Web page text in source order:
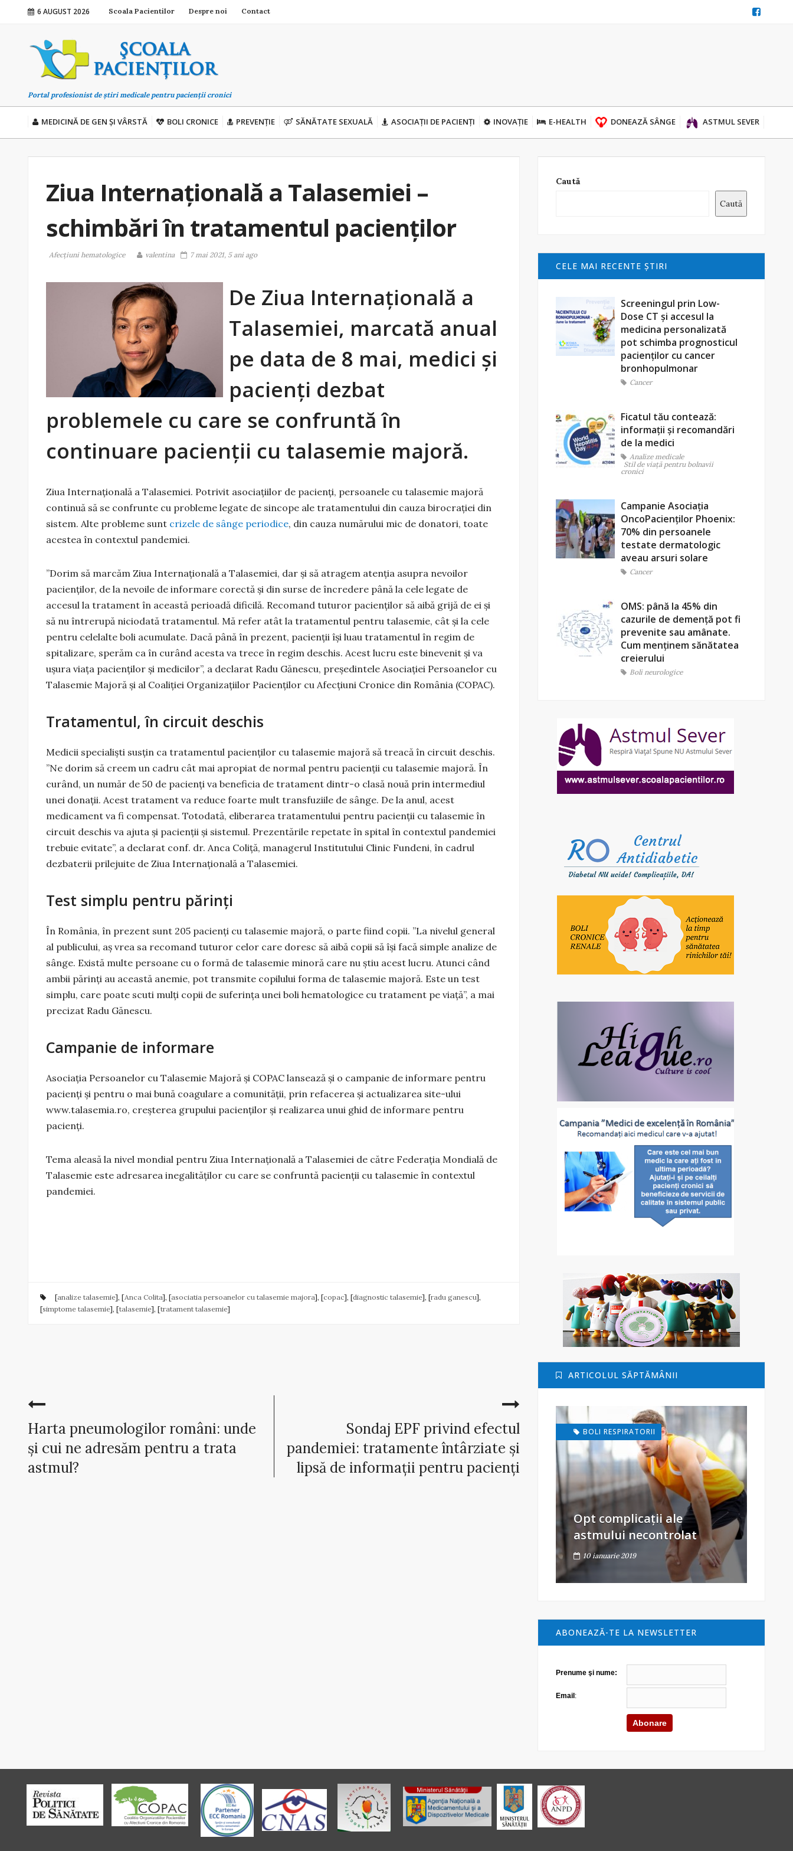
6 AUGUST 2026 Scoala Pacientilor Despre noi Contact
Portal profesionist de știri medicale pentru pacienții cronici
MEDICINĂ DE GEN ȘI VÂRSTĂ BOLI CRONICE PREVENȚIE SĂNĂTATE SEXUALĂ ASOCIAȚII DE PACIENȚI INOVAȚIE E-HEALTH DONEAZĂ SÂNGE ASTMUL SEVER
Ziua Internațională a Talasemiei –
schimbări în tratamentul pacienților
Afecțiuni hematologice valentina 7 mai 2021, 5 ani ago
De Ziua Internațională a
Talasemiei, marcată anual
pe data de 8 mai, medici și
pacienți dezbat
problemele cu care se confruntă în
continuare pacienții cu talasemie majoră.
Ziua Internațională a Talasemiei. Potrivit asociațiilor de pacienți, persoanele cu talasemie majoră
continuă să se confrunte cu probleme legate de sincope ale tratamentului din cauza birocrației din
sistem. Alte probleme sunt crizele de sânge periodice, din cauza numărului mic de donatori, toate
acestea în contextul pandemiei.
”Dorim să marcăm Ziua Internațională a Talasemiei, dar și să atragem atenția asupra nevoilor
pacienților, de la nevoile de informare corectă și din surse de încredere până la cele legate de
accesul la tratament în această perioadă dificilă. Recomand tuturor pacienților să aibă grijă de ei și
să nu întrerupă niciodată tratamentul. Mă refer atât la tratamentul pentru talasemie, cât și la cele
pentru celelalte boli acumulate. Dacă până în prezent, pacienții își luau tratamentul în regim de
spitalizare, sperăm ca în curând acesta va trece în regim deschis. Acest lucru este binevenit și va
ușura viața pacienților și medicilor”, a declarat Radu Gănescu, președintele Asociației Persoanelor cu
Talasemie Majoră și al Coaliției Organizațiilor Pacienților cu Afecțiuni Cronice din România (COPAC).
Tratamentul, în circuit deschis
Medicii specialiști susțin ca tratamentul pacienților cu talasemie majoră să treacă în circuit deschis.
”Ne dorim să creem un cadru cât mai apropiat de normal pentru pacienții cu talasemie majoră. În
curând, un număr de 50 de pacienți va beneficia de tratament dintr-o clasă nouă prin intermediul
unei donații. Acest tratament va reduce foarte mult transfuziile de sânge. De la anul, acest
medicament va fi compensat. Totodată, eliberarea tratamentului pentru pacienții cu talasemie în
circuit deschis va ajuta și pacienții și sistemul. Prezentările repetate în spital în contextul pandemiei
trebuie evitate”, a declarat conf. dr. Anca Coliță, managerul Institutului Clinic Fundeni, în cadrul
dezbaterii prilejuite de Ziua Internațională a Talasemiei.
Test simplu pentru părinți
În România, în prezent sunt 205 pacienți cu talasemie majoră, o parte fiind copii. ”La nivelul general
al publicului, aș vrea sa recomand tuturor celor care doresc să aibă copii să își facă simple analize de
sânge. Există multe persoane cu o formă de talasemie minoră care nu știu acest lucru. Atunci când
ambii părinți au această anemie, pot transmite copilului forma de talasemie majoră. Este un test
simplu, care poate scuti mulți copii de suferința unei boli hematologice cu tratament pe viață”, a mai
precizat Radu Gănescu.
Campanie de informare
Asociația Persoanelor cu Talasemie Majoră și COPAC lansează și o campanie de informare pentru
pacienți și pentru o mai bună coagulare a comunității, prin refacerea și actualizarea site-ului
www.talasemia.ro, creșterea grupului pacienților și realizarea unui ghid de informare pentru
pacienți.
Tema aleasă la nivel mondial pentru Ziua Internațională a Talasemiei de către Federația Mondială de
Talasemie este adresarea inegalităților cu care se confruntă pacienții cu talasemie în contextul
pandemiei.
[analize talasemie], [Anca Colita], [asociatia persoanelor cu talasemie majora], [copac], [diagnostic talasemie], [radu ganescu],
[simptome talasemie], [talasemie], [tratament talasemie]
Harta pneumologilor români: unde
și cui ne adresăm pentru a trata
astmul?
Sondaj EPF privind efectul
pandemiei: tratamente întârziate și
lipsă de informații pentru pacienți
Caută
Caută
CELE MAI RECENTE ŞTIRI
Screeningul prin Low-
Dose CT și accesul la
medicina personalizată
pot schimba prognosticul
pacienților cu cancer
bronhopulmonar
Cancer
Ficatul tău contează:
informații și recomandări
de la medici
Analize medicale
Stil de viaţă pentru bolnavii
cronici
Campanie Asociația
OncoPacienților Phoenix:
70% din persoanele
testate dermatologic
aveau arsuri solare
Cancer
OMS: până la 45% din
cazurile de demență pot fi
prevenite sau amânate.
Cum menținem sănătatea
creierului
Boli neurologice
ARTICOLUL SĂPTĂMÂNII
BOLI RESPIRATORII
Opt complicații ale
astmului necontrolat
10 ianuarie 2019
ABONEAZĂ-TE LA NEWSLETTER
Prenume şi nume:
Email: